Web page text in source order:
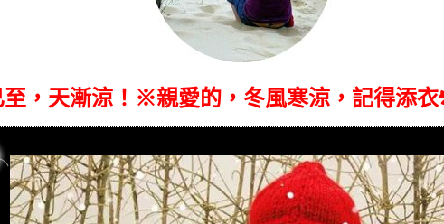
至，天漸涼！※親愛的，冬風寒涼，記得